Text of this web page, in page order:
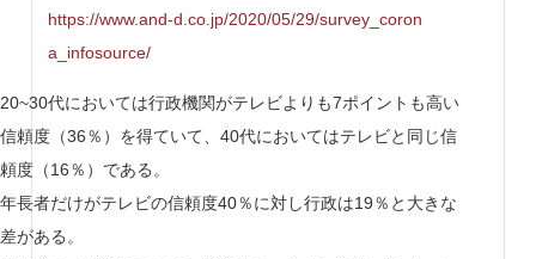
https://www.and-d.co.jp/2020/05/29/survey_coron
a_infosource/
20~30代においては行政機関がテレビよりも7ポイントも高い
信頼度（36％）を得ていて、40代においてはテレビと同じ信
頼度（16％）である。
年長者だけがテレビの信頼度40％に対し行政は19％と大きな
差がある。